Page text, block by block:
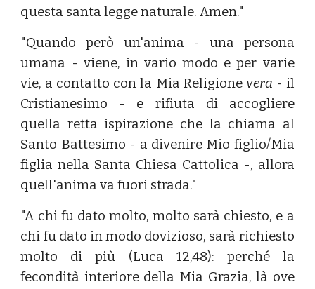
questa santa legge naturale. Amen."
"Quando però un'anima - una persona
umana - viene, in vario modo e per varie
vie, a contatto con la Mia Religione vera - il
Cristianesimo - e rifiuta di accogliere
quella retta ispirazione che la chiama al
Santo Battesimo - a divenire Mio figlio/Mia
figlia nella Santa Chiesa Cattolica -, allora
quell'anima va fuori strada."
"A chi fu dato molto, molto sarà chiesto, e a
chi fu dato in modo dovizioso, sarà richiesto
molto di più (Luca 12,48): perché la
fecondità interiore della Mia Grazia, là ove